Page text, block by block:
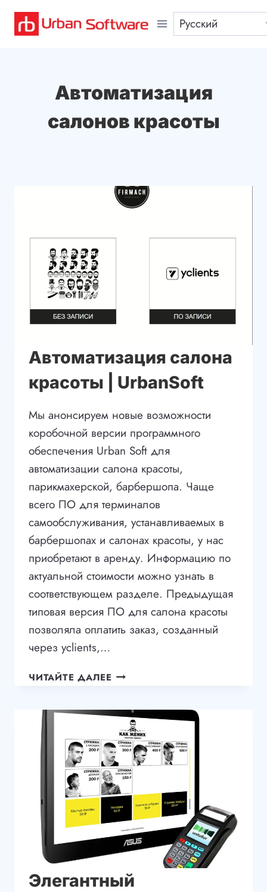
Перейти
Автоматизация
салонов красоты
Автоматизация салона
красоты | UrbanSoft
Мы анонсируем новые возможности
коробочной версии программного
обеспечения Urban Soft для
автоматизации салона красоты,
парикмахерской, барбершопа. Чаще
всего ПО для терминалов
самообслуживания, устанавливаемых в
барбершопах и салонах красоты, у нас
приобретают в аренду. Информацию по
актуальной стоимости можно узнать в
соответствующем разделе. Предыдущая
типовая версия ПО для салона красоты
позволяла оплатить заказ, созданный
через yclients,…
ЧИТАЙТЕ ДАЛЕЕАВТОМАТИЗАЦИЯ САЛОНА
Элегантный